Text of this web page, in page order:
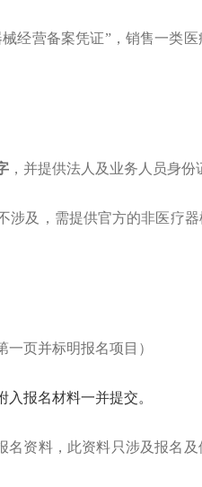
经营备案凭证”， 销售一类
，并提供法人及业务人员身份
涉及，需提供官方的非医疗
页并标明报名项目）
入报名材料一并提交。
名资料，此资料只涉及报名及